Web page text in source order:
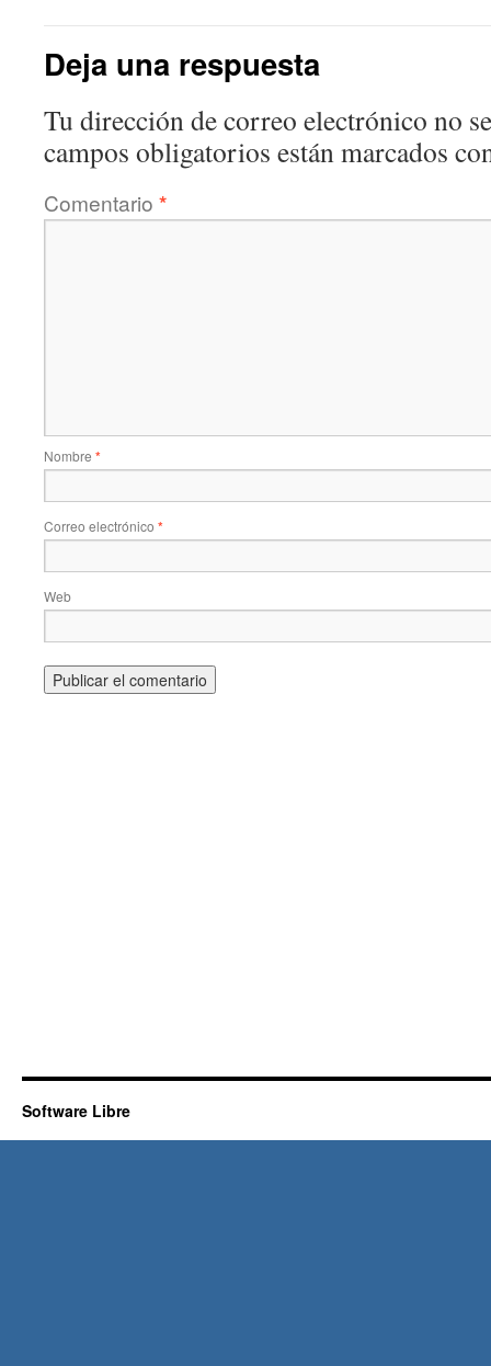
Deja una respuesta
Tu dirección de correo electrónico no
campos obligatorios están marcados
Comentario *
Nombre *
Correo electrónico *
Web
Software Libre